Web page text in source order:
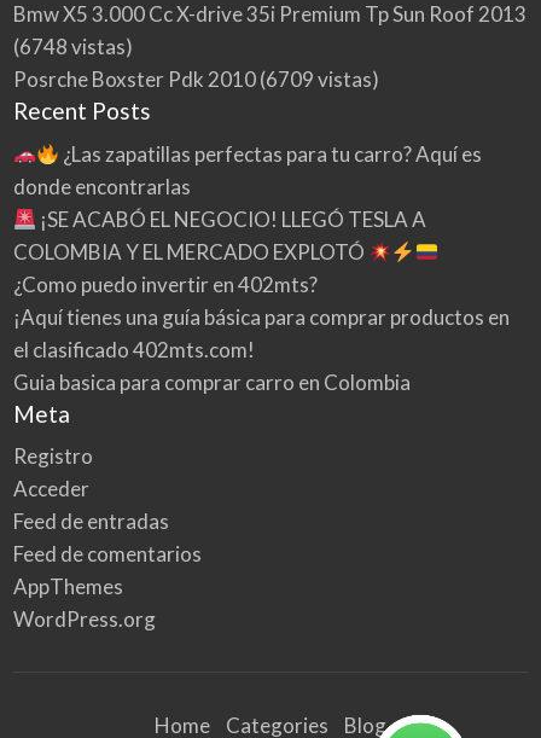
Bmw X5 3.000 Cc X-drive 35i Premium Tp Sun Roof 2013
(6748 vistas)
Posrche Boxster Pdk 2010(6709 vistas)
Recent Posts
¿Las zapatillas perfectas para tu carro? Aquí es
donde encontrarlas
¡SE ACABÓ EL NEGOCIO! LLEGÓ TESLA A
COLOMBIA Y EL MERCADO EXPLOTÓ
¿Como puedo invertir en 402mts?
¡Aquí tienes una guía básica para comprar productos en
el clasificado 402mts.com!
Guia basica para comprar carro en Colombia
Meta
Registro
Acceder
Feed de entradas
Feed de comentarios
AppThemes
WordPress.org
Home Categories Blog